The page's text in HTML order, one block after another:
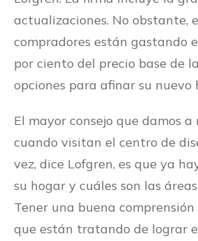
actualizaciones. No obstante,
compradores están gastando
por ciento del precio base de
opciones para afinar su nuevo
El mayor consejo que damos
cuando visitan el centro de
vez, dice Lofgren, es que ya
su hogar y cuáles son las
Tener una buena
que están tratando de lograr